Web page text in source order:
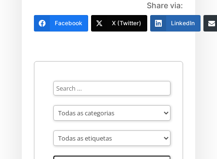
Share via:
Facebook X (Twitter) LinkedIn